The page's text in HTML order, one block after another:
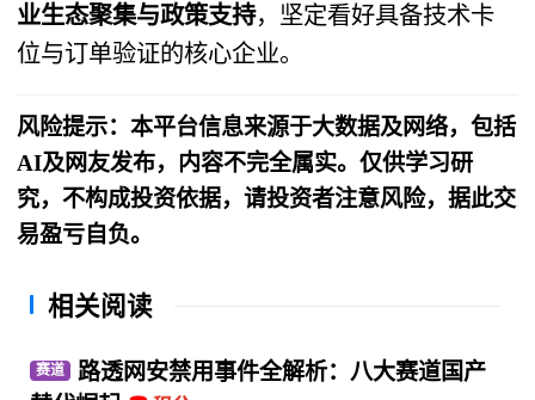
业生态聚集与政策支持，坚定看好具备技术卡
位与订单验证的核心企业。
风险提示：本平台信息来源于大数据及网络，包括
AI及网友发布，内容不完全属实。仅供学习研
究，不构成投资依据，请投资者注意风险，据此交
易盈亏自负。
相关阅读
赛道
路透网安禁用事件全解析：八大赛道国产